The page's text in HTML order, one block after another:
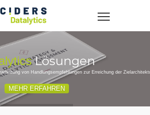
MEHR ERFAHREN